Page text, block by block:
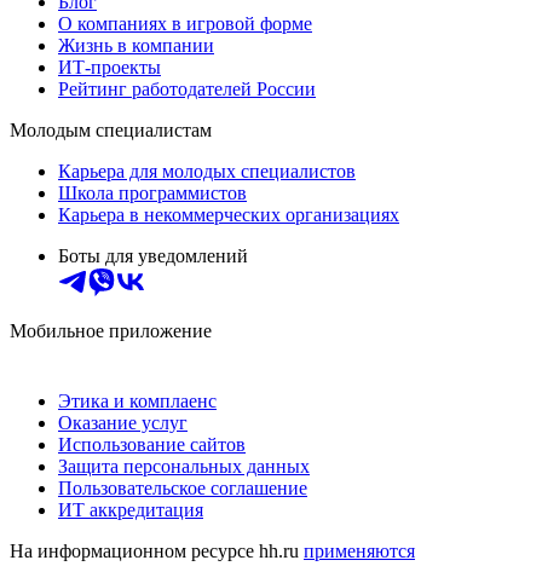
О компаниях в игровой форме
Жизнь в компании
ИТ-проекты
Рейтинг работодателей России
Молодым специалистам
Карьера для молодых специалистов
Школа программистов
Карьера в некоммерческих организациях
Боты для уведомлений
Мобильное приложение
Этика и комплаенс
Оказание услуг
Использование сайтов
Защита персональных данных
Пользовательское соглашение
ИТ аккредитация
На информационном ресурсе hh.ru применяются